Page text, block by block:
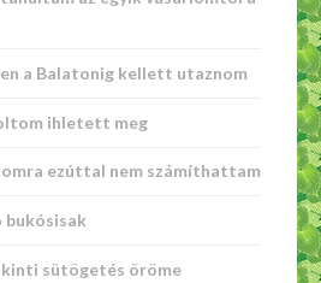
a Balatonig kellett utaznom
ihletett meg
ezúttal nem számíthattam
bukósisak
kinti sütögetés öröme